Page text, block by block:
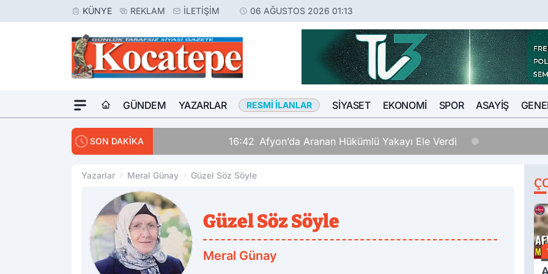
KÜNYE REKLAM İLETIŞIM 06 AĞUSTOS 2026 01:13
GÜNDEM YAZARLAR RESMI İLANLAR SIYASET EKONOMI SPOR ASAYIŞ
SON DAKİKA Afyon’da Aranan Hükümlü Yakayı Ele Verdi
Yazarlar Meral Günay Güzel Söz Söyle
Güzel Söz Söyle
Meral Günay